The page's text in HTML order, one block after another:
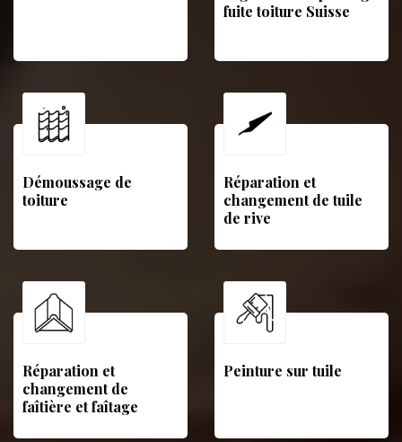
fuite toiture Suisse
Démoussage de
toiture
Réparation et
changement de tuile
de rive
Réparation et
changement de
faîtière et faîtage
Peinture sur tuile